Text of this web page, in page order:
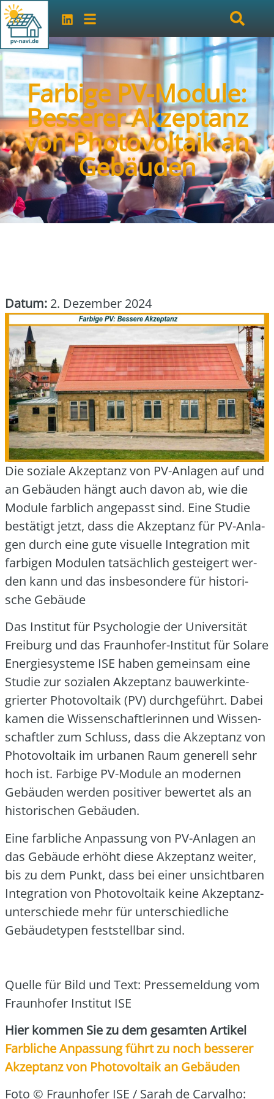
Farbige PV-Module:
Besserer Akzeptanz
von Photovoltaik an
Gebäuden
Datum: 2. Dezember 2024
Die sozia­le Akzep­tanz von PV-Anla­gen auf und
an Gebäu­den hängt auch davon ab, wie die
Modu­le farb­lich ange­passt sind. Eine Stu­die
bestä­tigt jetzt, dass die Akzep­tanz für PV-Anla­
gen durch eine gute visu­el­le Inte­gra­ti­on mit
far­bi­gen Modu­len tat­säch­lich gestei­gert wer­
den kann und das ins­be­son­de­re für his­to­ri­
sche Gebäu­de
Das Insti­tut für Psy­cho­lo­gie der Uni­ver­si­tät
Frei­burg und das Fraun­ho­fer-Insti­tut für Sola­re
Ener­gie­sys­te­me ISE haben gemein­sam eine
Stu­die zur sozia­len Akzep­tanz bau­werk­in­te­
grier­ter Pho­to­vol­ta­ik (PV) durch­ge­führt. Dabei
kamen die Wis­sen­schaft­le­rin­nen und Wis­sen­
schaft­ler zum Schluss, dass die Akzep­tanz von
Pho­to­vol­ta­ik im urba­nen Raum gene­rell sehr
hoch ist. Far­bi­ge PV-Modu­le an moder­nen
Gebäu­den wer­den posi­ti­ver bewer­tet als an
his­to­ri­schen Gebäu­den.
Eine farb­li­che Anpas­sung von PV-Anla­gen an
das Gebäu­de erhöht die­se Akzep­tanz wei­ter,
bis zu dem Punkt, dass bei einer unsicht­ba­ren
Inte­gra­ti­on von Pho­to­vol­ta­ik kei­ne Akzept­anz­
un­ter­schie­de mehr für unter­schied­li­che
Gebäu­de­ty­pen fest­stell­bar sind.
Quel­le für Bild und Text: Pres­se­mel­dung vom
Fraun­ho­fer Insti­tut ISE
Hier kom­men Sie zu dem gesam­ten Arti­kel
Farb­li­che Anpas­sung führt zu noch bes­se­rer
Akzep­tanz von Pho­to­vol­ta­ik an Gebäu­den
Foto © Fraun­ho­fer ISE / Sarah de Car­val­ho: